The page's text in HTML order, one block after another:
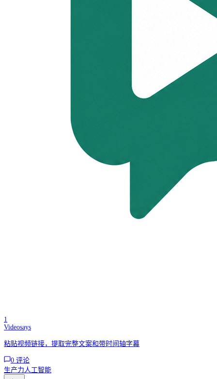
1
Videosays
粘贴视频链接，提取完整文案和带时间轴字幕
0 评论
生产力人工智能